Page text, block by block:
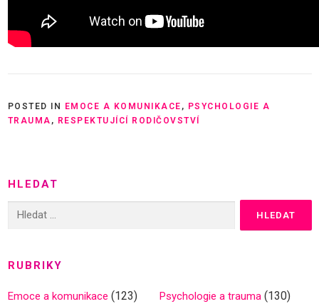
POSTED IN EMOCE A KOMUNIKACE , PSYCHOLOGIE A
TRAUMA , RESPEKTUJÍCÍ RODIČOVSTVÍ
HLEDAT
Vyhledávání
RUBRIKY
Emoce a komunikace (123) Psychologie a trauma (130)